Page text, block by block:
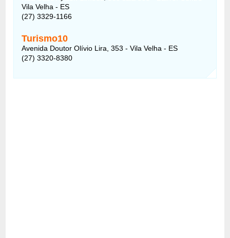
Vila Velha - ES
(27) 3329-1166
Turismo10
Avenida Doutor Olívio Lira, 353 - Vila Velha - ES
(27) 3320-8380